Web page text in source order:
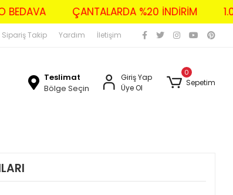
BEDAVA ÇANTALARDA %20 İNDİRİM
Sipariş Takip Yardım İletişim
Teslimat
Bölge Seçin
Giriş Yap
Üye Ol
0
Sepetim